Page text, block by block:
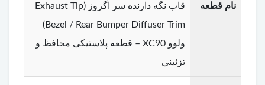
نام قطعه
قاب نگه دارنده سر اگزوز (Exhaust Tip
Bezel / Rear Bumper Diffuser Trim)
ولوو XC90 – قطعه پلاستیکی محافظ و
تزئینی